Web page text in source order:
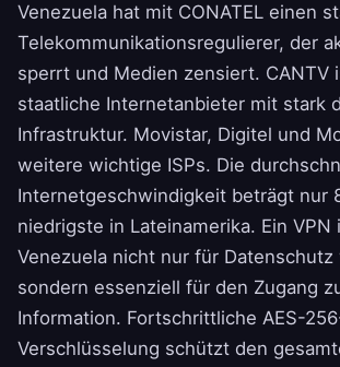
Venezuela hat mit CONATEL einen
Telekommunikationsregulierer, der
sperrt und Medien zensiert. CANTV
staatliche Internetanbieter mit stark
Infrastruktur. Movistar, Digitel und
weitere wichtige ISPs. Die
Internetgeschwindigkeit beträgt nur
niedrigste in Lateinamerika. Ein VPN
Venezuela nicht nur für Datenschutz
sondern essenziell für den Zugang
Information. Fortschrittliche AES-
Verschlüsselung schützt den